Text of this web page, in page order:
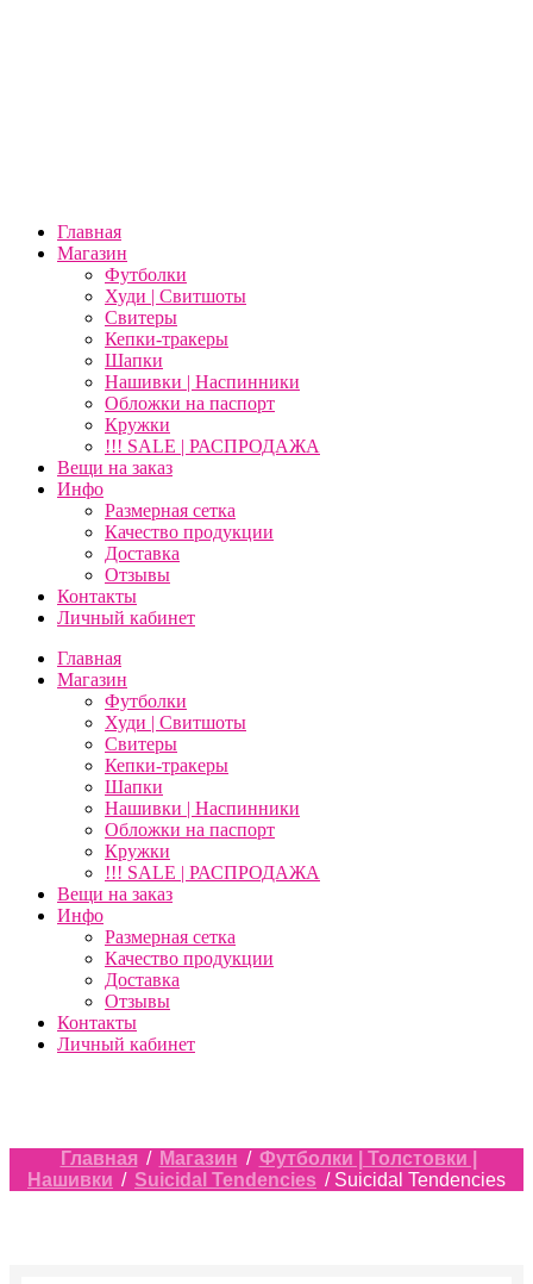
Главная
Магазин
Футболки
Худи | Свитшоты
Свитеры
Кепки-тракеры
Шапки
Нашивки | Наспинники
Обложки на паспорт
Кружки
!!! SALE | РАСПРОДАЖА
Вещи на заказ
Инфо
Размерная сетка
Качество продукции
Доставка
Отзывы
Контакты
Личный кабинет
Главная
Магазин
Футболки
Худи | Свитшоты
Свитеры
Кепки-тракеры
Шапки
Нашивки | Наспинники
Обложки на паспорт
Кружки
!!! SALE | РАСПРОДАЖА
Вещи на заказ
Инфо
Размерная сетка
Качество продукции
Доставка
Отзывы
Контакты
Личный кабинет
Главная / Магазин / Футболки | Толстовки |
Нашивки / Suicidal Tendencies / Suicidal Tendencies